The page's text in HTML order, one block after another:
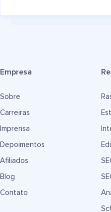
Empresa
Sobre
Carreiras
Imprensa
Depoimentos
Afiliados
Blog
Contato